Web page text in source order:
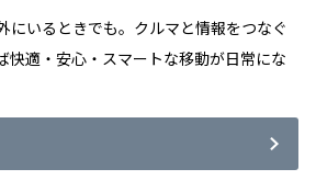
にいるときでも。クルマと情報をつなぐ
快適・安心・スマートな移動が日常にな